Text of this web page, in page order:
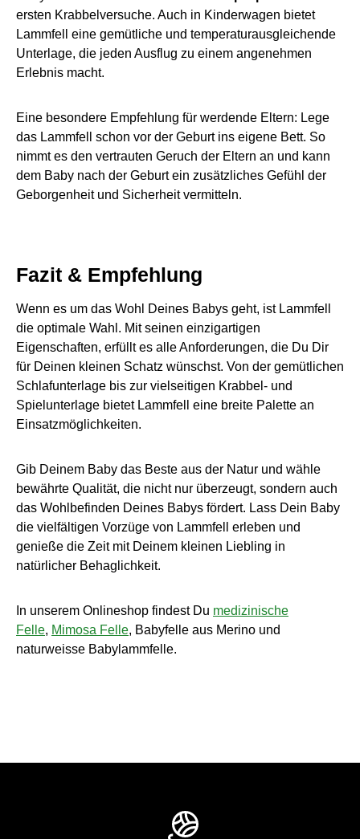
ersten Krabbelversuche. Auch in Kinderwagen bietet
Lammfell eine gemütliche und temperaturausgleichende
Unterlage, die jeden Ausflug zu einem angenehmen
Erlebnis macht.
Eine besondere Empfehlung für werdende Eltern: Lege
das Lammfell schon vor der Geburt ins eigene Bett. So
nimmt es den vertrauten Geruch der Eltern an und kann
dem Baby nach der Geburt ein zusätzliches Gefühl der
Geborgenheit und Sicherheit vermitteln.
Fazit & Empfehlung
Wenn es um das Wohl Deines Babys geht, ist Lammfell
die optimale Wahl. Mit seinen einzigartigen
Eigenschaften, erfüllt es alle Anforderungen, die Du Dir
für Deinen kleinen Schatz wünschst. Von der gemütlichen
Schlafunterlage bis zur vielseitigen Krabbel- und
Spielunterlage bietet Lammfell eine breite Palette an
Einsatzmöglichkeiten.
Gib Deinem Baby das Beste aus der Natur und wähle
bewährte Qualität, die nicht nur überzeugt, sondern auch
das Wohlbefinden Deines Babys fördert. Lass Dein Baby
die vielfältigen Vorzüge von Lammfell erleben und
genieße die Zeit mit Deinem kleinen Liebling in
natürlicher Behaglichkeit.
In unserem Onlineshop findest Du medizinische
Felle, Mimosa Felle, Babyfelle aus Merino und
naturweisse Babylammfelle.